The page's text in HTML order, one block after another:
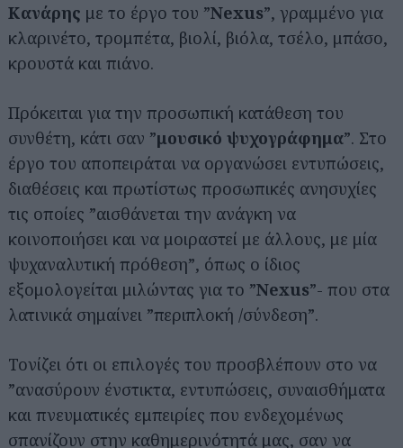
Κανάρης με το έργο του ”Nexus”, γραμμένο για
κλαρινέτο, τρομπέτα, βιολί, βιόλα, τσέλο, μπάσο,
κρουστά και πιάνο.
Πρόκειται για την προσωπική κατάθεση του
συνθέτη, κάτι σαν ”μουσικό ψυχογράφημα”. Στο
έργο του αποπειράται να οργανώσει εντυπώσεις,
διαθέσεις και πρωτίστως προσωπικές ανησυχίες
τις οποίες ”αισθάνεται την ανάγκη να
κοινοποιήσει και να μοιραστεί με άλλους, με μία
ψυχαναλυτική πρόθεση”, όπως ο ίδιος
εξομολογείται μιλώντας για το ”Nexus”- που στα
λατινικά σημαίνει ”περιπλοκή /σύνδεση”.
Τονίζει ότι οι επιλογές του προσβλέπουν στο να
”ανασύρουν ένστικτα, εντυπώσεις, συναισθήματα
και πνευματικές εμπειρίες που ενδεχομένως
σπανίζουν στην καθημερινότητά μας, σαν να